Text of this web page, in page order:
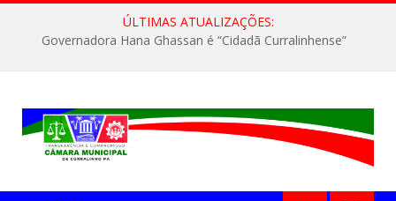
ÚLTIMAS ATUALIZAÇÕES:
Governadora Hana Ghassan é “Cidadã Curralinhense”